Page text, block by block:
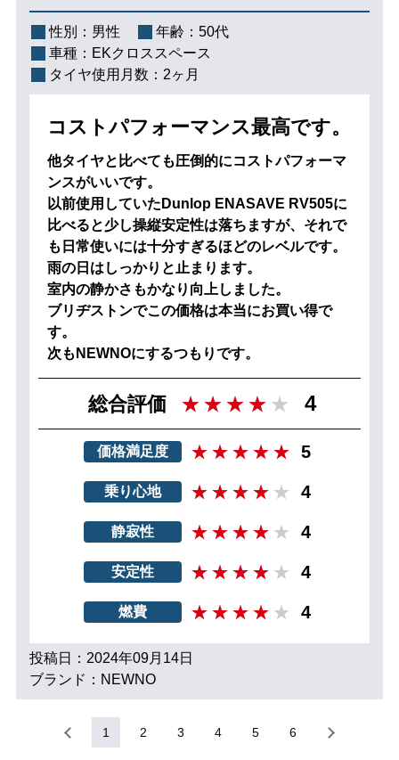
性別： 男性 年齢： 50代
車種： EKクロススペース
タイヤ使用月数： 2ヶ月
コストパフォーマンス最高です。
他タイヤと比べても圧倒的にコストパフォーマ
ンスがいいです。
以前使用していたDunlop ENASAVE RV505に
比べると少し操縦安定性は落ちますが、それで
も日常使いには十分すぎるほどのレベルです。
雨の日はしっかりと止まります。
室内の静かさもかなり向上しました。
ブリヂストンでこの価格は本当にお買い得で
す。
次もNEWNOにするつもりです。
総合評価 4
価格満足度 5
乗り心地 4
静寂性 4
安定性 4
燃費 4
投稿日：2024年09月14日
ブランド：NEWNO
1 2 3 4 5 6